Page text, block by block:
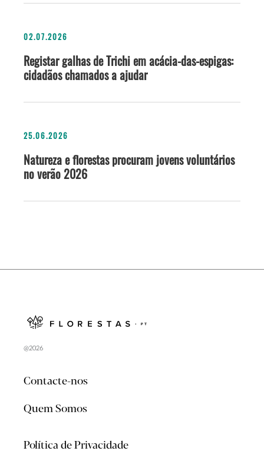
02.07.2026
Registar galhas de Trichi em acácia-das-espigas:
cidadãos chamados a ajudar
25.06.2026
Natureza e florestas procuram jovens voluntários
no verão 2026
@2026
Contacte-nos
Quem Somos
Política de Privacidade